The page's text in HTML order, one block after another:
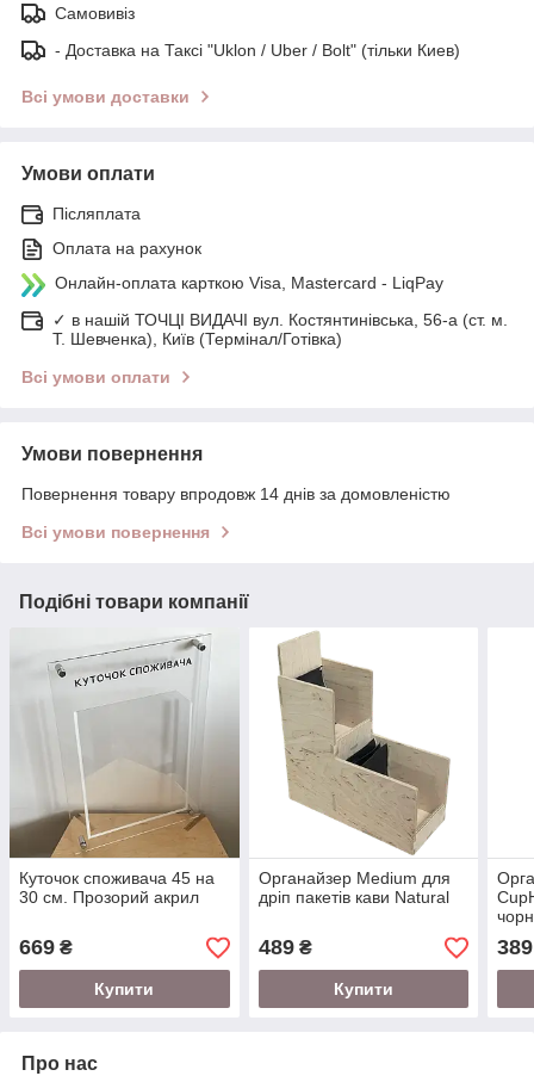
Самовивіз
- Доставка на Таксі "Uklon / Uber / Bolt" (тільки Киев)
Всі умови доставки
Умови оплати
Післяплата
Оплата на рахунок
Онлайн-оплата карткою Visa, Mastercard - LiqPay
✓ в нашій ТОЧЦІ ВИДАЧІ вул. Костянтинівська, 56-а (ст. м.
Т. Шевченка), Київ (Термінал/Готівка)
Всі умови оплати
Умови повернення
Повернення товару впродовж 14 днів за домовленістю
Всі умови повернення
Подібні товари компанії
Куточок споживача 45 на
30 см. Прозорий акрил
669 ₴
Купити
Органайзер Medium для
дріп пакетів кави Natural
489₴
Купити
389
Про нас